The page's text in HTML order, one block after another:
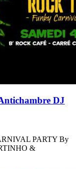
DJ
PARTY By
&